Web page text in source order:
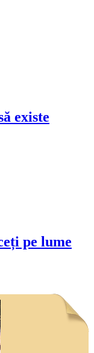
existe
pe lume